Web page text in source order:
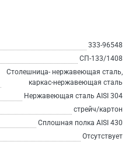
333-96548
СП-133/1408
Столешница- нержавеющая сталь,
каркас-нержавеющая сталь
Нержавеющая сталь AISI 304
стрейч/картон
Сплошная полка AISI 430
Отсутствует